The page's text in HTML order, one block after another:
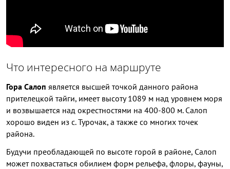
Что интересного на маршруте
Гора Салоп является высшей точкой данного района
прителецкой тайги, имеет высоту 1089 м над уровнем моря
и возвышается над окрестностями на 400-800 м. Салоп
хорошо виден из с. Турочак, а также со многих точек
района.
Будучи преобладающей по высоте горой в районе, Салоп
может похвастаться обилием форм рельефа, флоры, фауны,